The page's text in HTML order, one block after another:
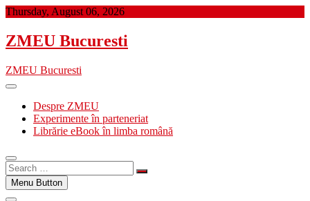
Skip
content
Thursday, August 06, 2026
ZMEU Bucuresti
ZMEU Bucuresti
Despre ZMEU
Experimente în parteneriat
Librărie eBook în limba română
Search
…Menu Button